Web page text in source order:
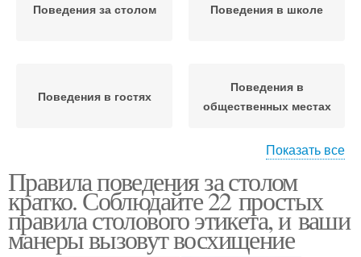
Поведения за столом Поведения в школе
Поведения в гостях
Поведения в
общественных местах
Поведения на улицах Поведения на улице
Показать все
Правила поведения за столом
кратко. Соблюдайте 22 простых
правила столового этикета, и ваши
манеры вызовут восхищение